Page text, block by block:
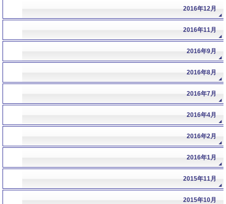
2016年12月
2016年11月
2016年9月
2016年8月
2016年7月
2016年4月
2016年2月
2016年1月
2015年11月
2015年10月